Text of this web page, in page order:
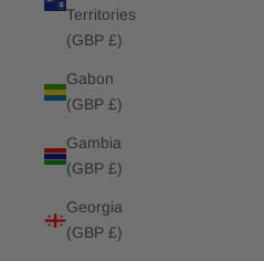
Territories
(GBP £)
Gabon
(GBP £)
Gambia
(GBP £)
Georgia
(GBP £)